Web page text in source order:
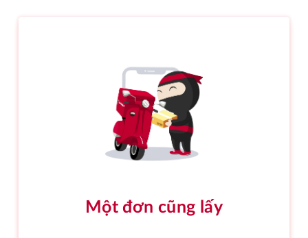
Một đơn cũng lấy